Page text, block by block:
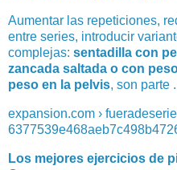
Aumentar las repeticiones,
entre series, introducir
complejas: sentadilla con
zancada saltada o con
peso en la pelvis, son parte
expansion.com › fueradeserie
Los mejores ejercicios de